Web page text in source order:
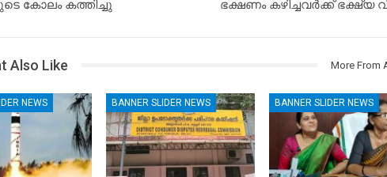
കോലം കത്തിച്ചു
ഭക്ഷണം കഴിച്ചവർക്ക് ഭക്ഷ്യ
Also Like More From
NEWS BANNER SLIDER NEWS BANNER SLIDER NEWS